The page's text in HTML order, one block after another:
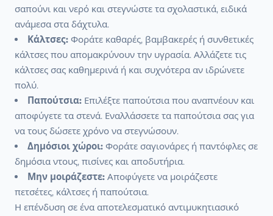
σαπούνι και νερό και στεγνώστε τα σχολαστικά, ειδικά
ανάμεσα στα δάχτυλα.
Κάλτσες: Φοράτε καθαρές, βαμβακερές ή συνθετικές
κάλτσες που απομακρύνουν την υγρασία. Αλλάζετε τις
κάλτσες σας καθημερινά ή και συχνότερα αν ιδρώνετε
πολύ.
Παπούτσια: Επιλέξτε παπούτσια που αναπνέουν και
αποφύγετε τα στενά. Εναλλάσσετε τα παπούτσια σας για
να τους δώσετε χρόνο να στεγνώσουν.
Δημόσιοι χώροι: Φοράτε σαγιονάρες ή παντόφλες σε
δημόσια ντους, πισίνες και αποδυτήρια.
Μην μοιράζεστε: Αποφύγετε να μοιράζεστε
πετσέτες, κάλτσες ή παπούτσια.
Η επένδυση σε ένα αποτελεσματικό αντιμυκητιασικό